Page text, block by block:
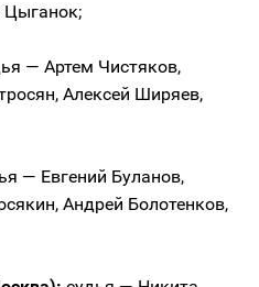
Цыганок;
— Артем Чистяков,
Алексей Ширяев,
— Евгений Буланов,
Андрей Болотенков,